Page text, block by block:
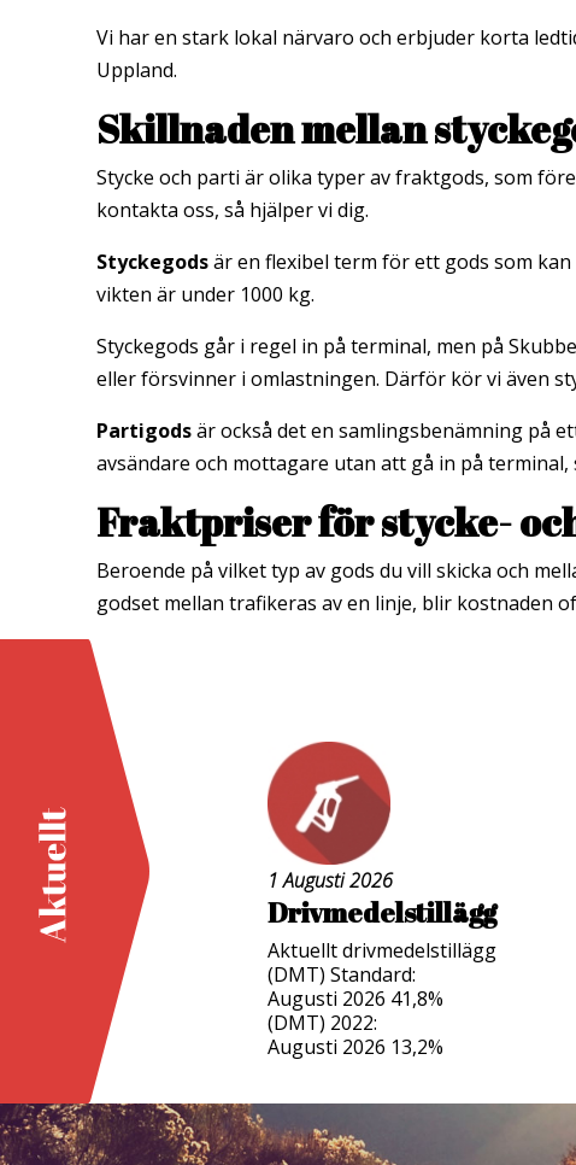
Vi har en stark lokal närvaro och erbjuder korta
Uppland.
Skillnaden mellan
Stycke och parti är olika typer av fraktgods, som
kontakta oss, så hjälper vi dig.
Styckegodsär en flexibel term för ett gods som
vikten är under 1000 kg.
Styckegods går i regel in på terminal, men på
eller försvinner i omlastningen. Därför kör vi även
Partigodsär också det en samlingsbenämning på
avsändare och mottagare utan att gå in på terminal,
Fraktpriser för stycke-
Beroende på vilket typ av gods du vill skicka och
godset mellan trafikeras av en linje, blir kostnaden
1 Augusti 2026
Drivmedelstillägg
Aktuellt drivmedelstillägg
(DMT) Standard:
Augusti 2026 41,8%
(DMT) 2022:
Augusti 2026 13,2%